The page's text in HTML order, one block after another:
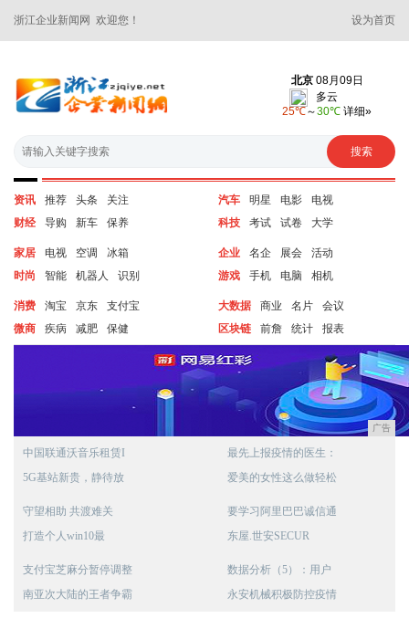
浙江企业新闻网 欢迎您！ 设为首页
资讯 推荐 头条
关注
财经
导购 新车 保养
汽车 明星 电影
电视
科技
考试 试卷 大学
家居 电视 空调
冰箱
时尚
智能 机器人 识别
企业 名企 展会
活动
游戏
手机 电脑 相机
消费 淘宝 京东
支付宝
微商
疾病 减肥 保健
大数据 商业 名片
会议
区块链
前詹 统计 报表
广告
中国联通沃音乐租赁I
5G基站新贵，静待放
最先上报疫情的医生：
爱美的女性这么做轻松
守望相助 共渡难关
打造个人win10最
要学习阿里巴巴诚信通
东屋.世安SECUR
支付宝芝麻分暂停调整
南亚次大陆的王者争霸
数据分析（5）：用户
永安机械积极防控疫情